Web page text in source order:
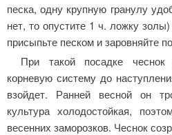
песка, одну крупную гранулу
нет, то опустите 1 ч. ложку
присыпьте песком и заровняйте
При такой посадке
корневую систему до
взойдет. Ранней весной он
культура холодостойкая,
весенних за­морозков. Чеснок